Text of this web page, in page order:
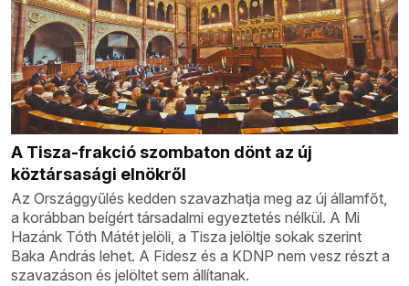
A Tisza-frakció szombaton dönt az új
köztársasági elnökről
Az Országgyűlés kedden szavazhatja meg az új államfőt,
a korábban beígért társadalmi egyeztetés nélkül. A Mi
Hazánk Tóth Mátét jelöli, a Tisza jelöltje sokak szerint
Baka András lehet. A Fidesz és a KDNP nem vesz részt a
szavazáson és jelöltet sem állítanak.